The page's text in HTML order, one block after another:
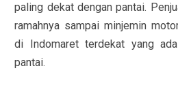
paling dekat dengan pantai.
ramahnya sampai minjemin
di Indomaret terdekat yang
pantai.